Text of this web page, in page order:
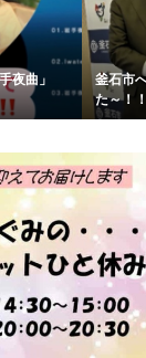
夜曲」
釜石市
た～！！